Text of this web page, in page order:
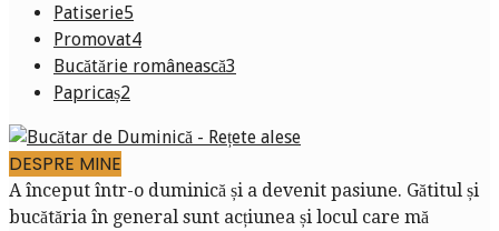
Patiserie5
Promovat4
Bucătărie românească3
Papricaș2
DESPRE MINE
A început într-o duminică și a devenit pasiune. Gătitul și
bucătăria în general sunt acțiunea și locul care mă